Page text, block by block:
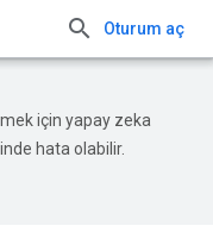
Oturum aç
için yapay zeka
hata olabilir.